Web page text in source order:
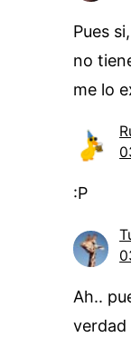
Pues
no
me lo
:P
Ah..
verdad